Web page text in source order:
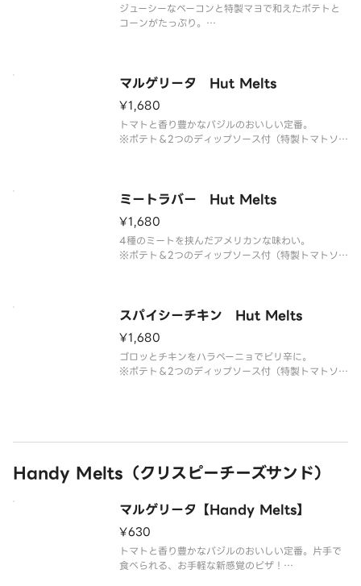
ジューシーなベーコンと特製マヨで和えたポテトと
コーンがたっぷり。
特製マヨソース・パルメザンチーズ・パセリ
マルゲリータ Hut Melts
¥1,680
トマトと香り豊かなバジルのおいしい定番。
※ポテト＆2つのディップソース付（特製トマトソー
ミートラバー Hut Melts
¥1,680
4種のミートを挟んだアメリカンな味わい。
※ポテト＆2つのディップソース付（特製トマトソー
ズ・パセリ
スパイシーチキン Hut Melts
¥1,680
ゴロッとチキンをハラペーニョでピリ辛に。
※ポテト＆2つのディップソース付（特製トマトソー
Handy Melts（クリスピーチーズサンド）
マルゲリータ【Handy Melts】
¥630
トマトと香り豊かなバジルのおいしい定番。片手で
食べられる、お手軽な新感覚のピザ！